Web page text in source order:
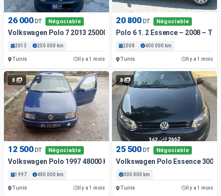
26 000 DT Négociable
Volkswagen Polo 7 2013 25000 Km
2013 250 000 km
Tunis Il y a 1 mois
20 800 DT Négociable
Polo 6 1. 2 Essence – 2008 –
2008 400 000 km
Tunis Il y a 1 mois
8
12 500 DT Négociable
Volkswagen Polo 1997 48000 Km
1997 480 000 km
Tunis Il y a 1 mois
8
25 500 DT Négociable
Volkswagen Polo Essence 300
300 000 km
Tunis Il y a 1 mois